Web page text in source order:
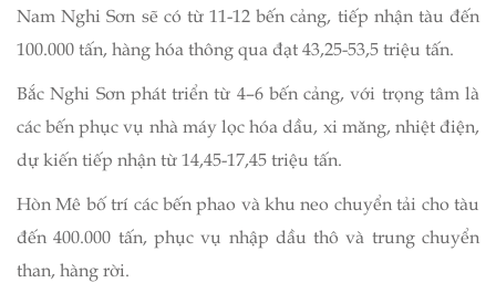
Nam Nghi Sơn sẽ có từ 11-12 bến cảng, tiếp nhận tàu đến
100.000 tấn, hàng hóa thông qua đạt 43,25-53,5 triệu tấn.
Bắc Nghi Sơn phát triển từ 4–6 bến cảng, với trọng tâm là
các bến phục vụ nhà máy lọc hóa dầu, xi măng, nhiệt điện,
dự kiến tiếp nhận từ 14,45-17,45 triệu tấn.
Hòn Mê bố trí các bến phao và khu neo chuyển tải cho tàu
đến 400.000 tấn, phục vụ nhập dầu thô và trung chuyển
than, hàng rời.